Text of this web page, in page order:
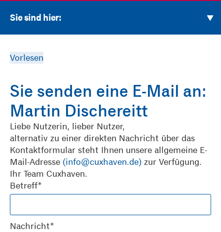
Sie sind hier:
Vorlesen
Sie senden eine E-Mail an:
Martin Dischereitt
Liebe Nutzerin, lieber Nutzer,
alternativ zu einer direkten Nachricht über das
Kontaktformular steht Ihnen unsere allgemeine E-
Mail-Adresse (info@cuxhaven.de) zur Verfügung.
Ihr Team Cuxhaven.
Betreff*
Nachricht*